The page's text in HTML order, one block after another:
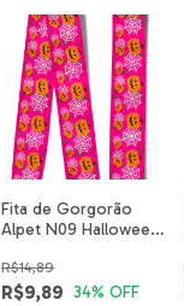
Fita de Gorgorão
Alpet N09 Halloween
4322-10-40mm
R$9,89
R$14,89
34% OFF